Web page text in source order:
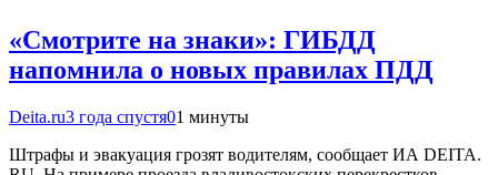
«Смотрите на знаки»: ГИБДД
напомнила о новых правилах ПДД
Deita.ru3 года спустя01 минуты
Штрафы и эвакуация грозят водителям, сообщает ИА DEITA.